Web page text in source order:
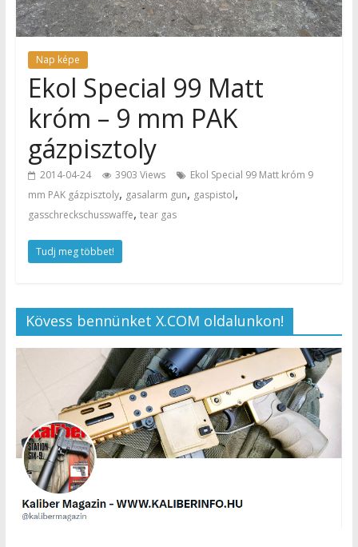
Nap képe
Ekol Special 99 Matt
króm – 9 mm PAK
gázpisztoly
2014-04-24 3903 Views
Ekol Special 99 Matt króm 9
mm PAK gázpisztoly, gasalarm gun, gaspistol,
gasschreckschusswaffe, tear gas
Tudj meg többet!
Kövess bennünket X.COM oldalunkon!